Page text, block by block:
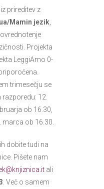
prireditev z
Mamin jezik
Projekta
LeggiAmo 0-
trimesečju se
12.
ob 16.30,
ob 16.30.
dobite tudi na
Pišete nam
ali
. Več o samem